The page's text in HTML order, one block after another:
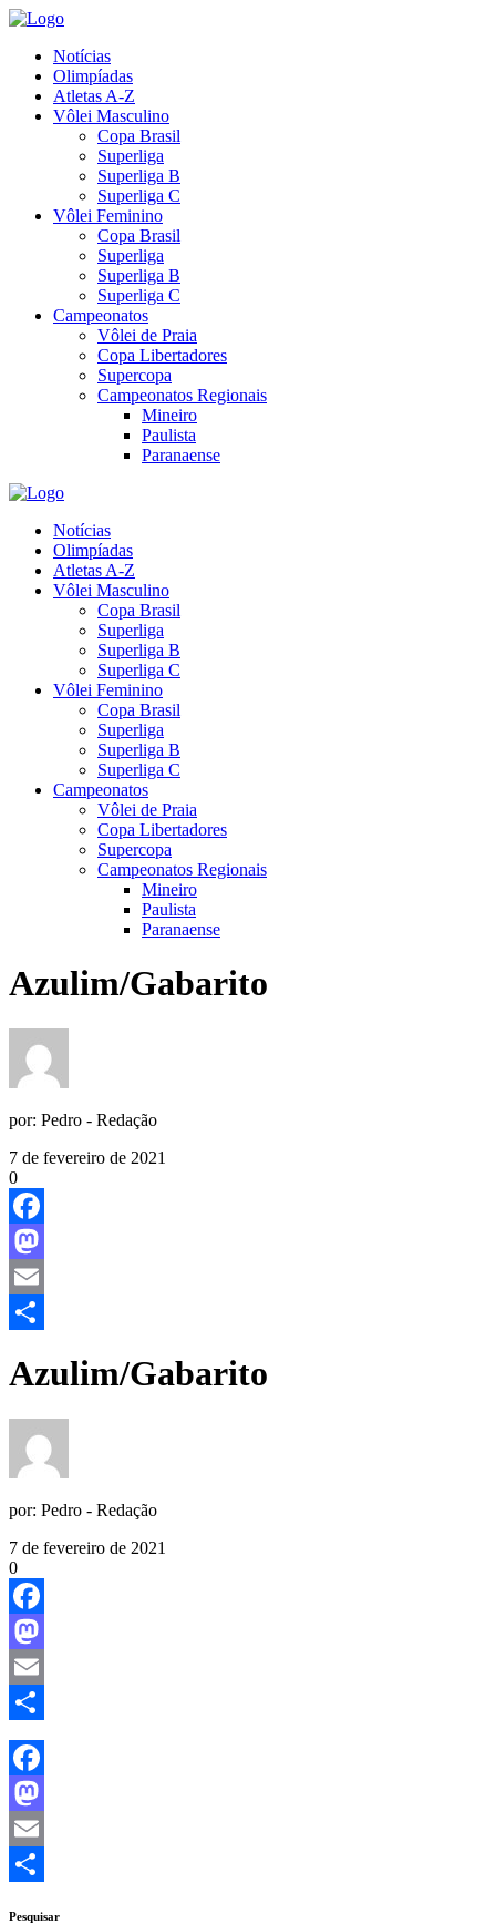
Notícias
Olimpíadas
Atletas A-Z
Vôlei Masculino
Copa Brasil
Superliga
Superliga B
Superliga C
Vôlei Feminino
Copa Brasil
Superliga
Superliga B
Superliga C
Campeonatos
Vôlei de Praia
Copa Libertadores
Supercopa
Campeonatos Regionais
Mineiro
Paulista
Paranaense
Notícias
Olimpíadas
Atletas A-Z
Vôlei Masculino
Copa Brasil
Superliga
Superliga B
Superliga C
Vôlei Feminino
Copa Brasil
Superliga
Superliga B
Superliga C
Campeonatos
Vôlei de Praia
Copa Libertadores
Supercopa
Campeonatos Regionais
Mineiro
Paulista
Paranaense
Azulim/Gabarito
por: Pedro - Redação
7 de fevereiro de 2021
0
Facebook
Mastodon
Email
Azulim/Gabarito
por: Pedro - Redação
7 de fevereiro de 2021
0
Facebook
Mastodon
Email
Share
Facebook
Mastodon
Email
Pesquisar